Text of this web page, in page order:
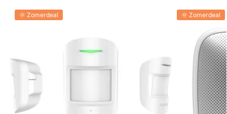
🌞 Zomerdeal 🌞 Zomerdeal